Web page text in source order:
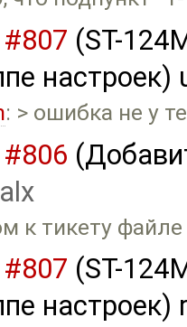
#807 (ST-
: > ошибка не у
#806
alx
к тикету
#807 (ST-